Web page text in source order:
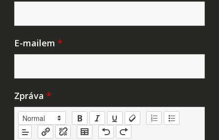
E-mailem *
Zpráva *